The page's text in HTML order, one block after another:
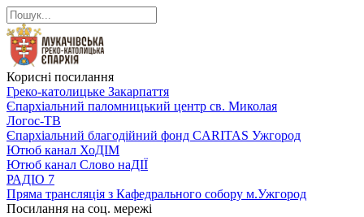
Корисні посилання
Греко-католицьке Закарпаття
Єпархіальний паломницький центр св. Миколая
Логос-ТВ
Єпархіальний благодійний фонд CARITAS Ужгород
Ютюб канал ХоДІМ
Ютюб канал Слово наДІЇ
РАДІО 7
Пряма трансляція з Кафедрального собору м.Ужгород
Посилання на соц. мережі